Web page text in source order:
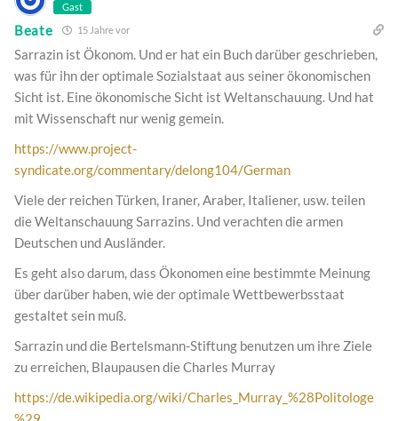
Gast
Beate 15 Jahre vor
Sarrazin ist Ökonom. Und er hat ein Buch darüber geschrieben,
was für ihn der optimale Sozialstaat aus seiner ökonomischen
Sicht ist. Eine ökonomische Sicht ist Weltanschauung. Und hat
mit Wissenschaft nur wenig gemein.
https://www.project-
syndicate.org/commentary/delong104/German
Viele der reichen Türken, Iraner, Araber, Italiener, usw. teilen
die Weltanschauung Sarrazins. Und verachten die armen
Deutschen und Ausländer.
Es geht also darum, dass Ökonomen eine bestimmte Meinung
über darüber haben, wie der optimale Wettbewerbsstaat
gestaltet sein muß.
Sarrazin und die Bertelsmann-Stiftung benutzen um ihre Ziele
zu erreichen, Blaupausen die Charles Murray
https://de.wikipedia.org/wiki/Charles_Murray_%28Politologe